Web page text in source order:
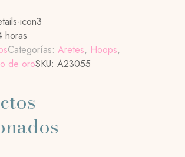
horas
Categorías: Aretes, Hoops,
de oroSKU: A23055